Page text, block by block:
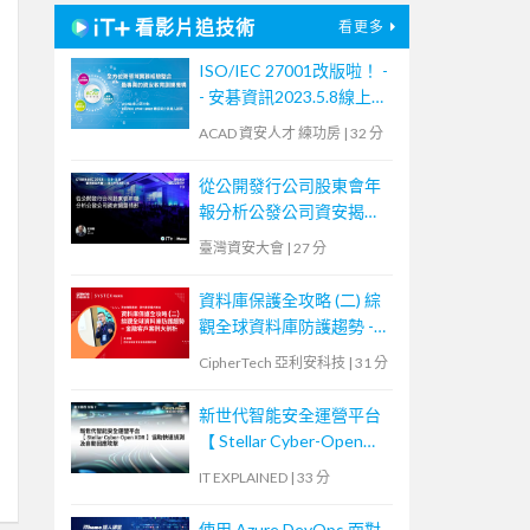
看影片追技術 看更多
ISO/IEC 27001改版啦！ -
- 安碁資訊2023.5.8線上研
討會摘要
ACAD 資安人才 練功房 | 32 分
從公開發行公司股東會年
報分析公發公司資安揭露
情形
臺灣資安大會 | 27 分
資料庫保護全攻略 (二) 綜
觀全球資料庫防護趨勢 -
金融客戶案例大剖析
CipherTech 亞利安科技 | 31 分
新世代智能安全運營平台
【 Stellar Cyber-Open
XDR 】協助快速偵測及自
IT EXPLAINED | 33 分